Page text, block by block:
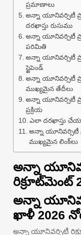
ప్రమాణాలు
అన్నా యూనివర్సిటీ
దరఖాస్తు రుసుము
అన్నా యూనివర్సిటీ
పరిమితి
అన్నా యూనివర్సిటీ
స్టైపెండ్
అన్నా యూనివర్సిటీ
ముఖ్యమైన తేదీలు
అన్నా యూనివర్సిటీ
ప్రక్రియ
ఎలా దరఖాస్తు
అన్నా యూనివర్సిటీ
ముఖ్యమైన లింక్‌లు
అన్నా
రిక్రూట్‌మెంట్
అన్నా
ఖాళీ 2026
అన్నా యూనివర్సిటీ